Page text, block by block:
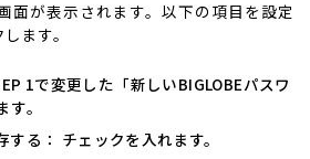
面が表示されます。以下の項目を設定
ます。
。
する： チェックを入れます。